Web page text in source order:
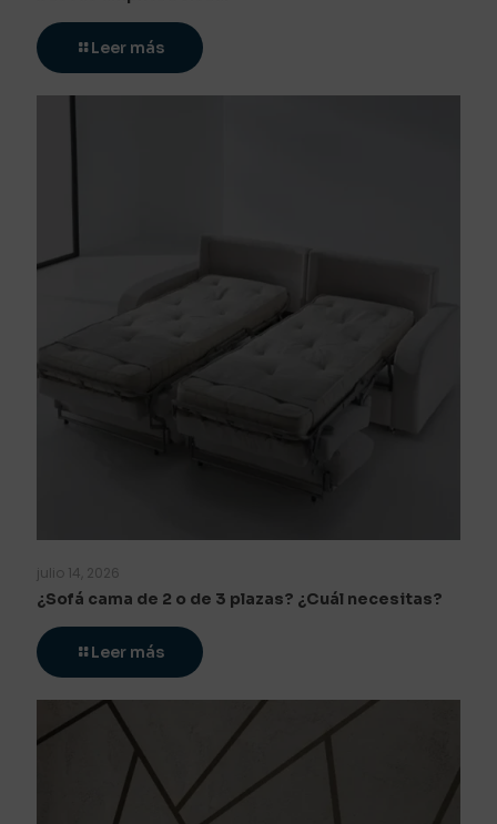
Leer más
julio 14, 2026
¿Sofá cama de 2 o de 3 plazas? ¿Cuál necesitas?
Leer más